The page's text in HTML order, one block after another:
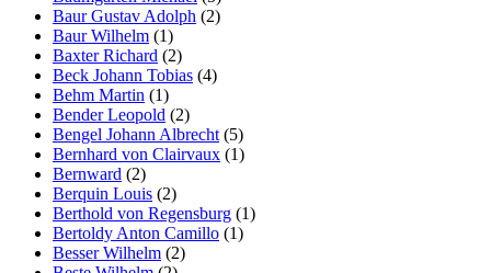
Baur Gustav Adolph (2)
Baur Wilhelm (1)
Baxter Richard (2)
Beck Johann Tobias (4)
Behm Martin (1)
Bender Leopold (2)
Bengel Johann Albrecht (5)
Bernhard von Clairvaux (1)
Bernward (2)
Berquin Louis (2)
Berthold von Regensburg (1)
Bertoldy Anton Camillo (1)
Besser Wilhelm (2)